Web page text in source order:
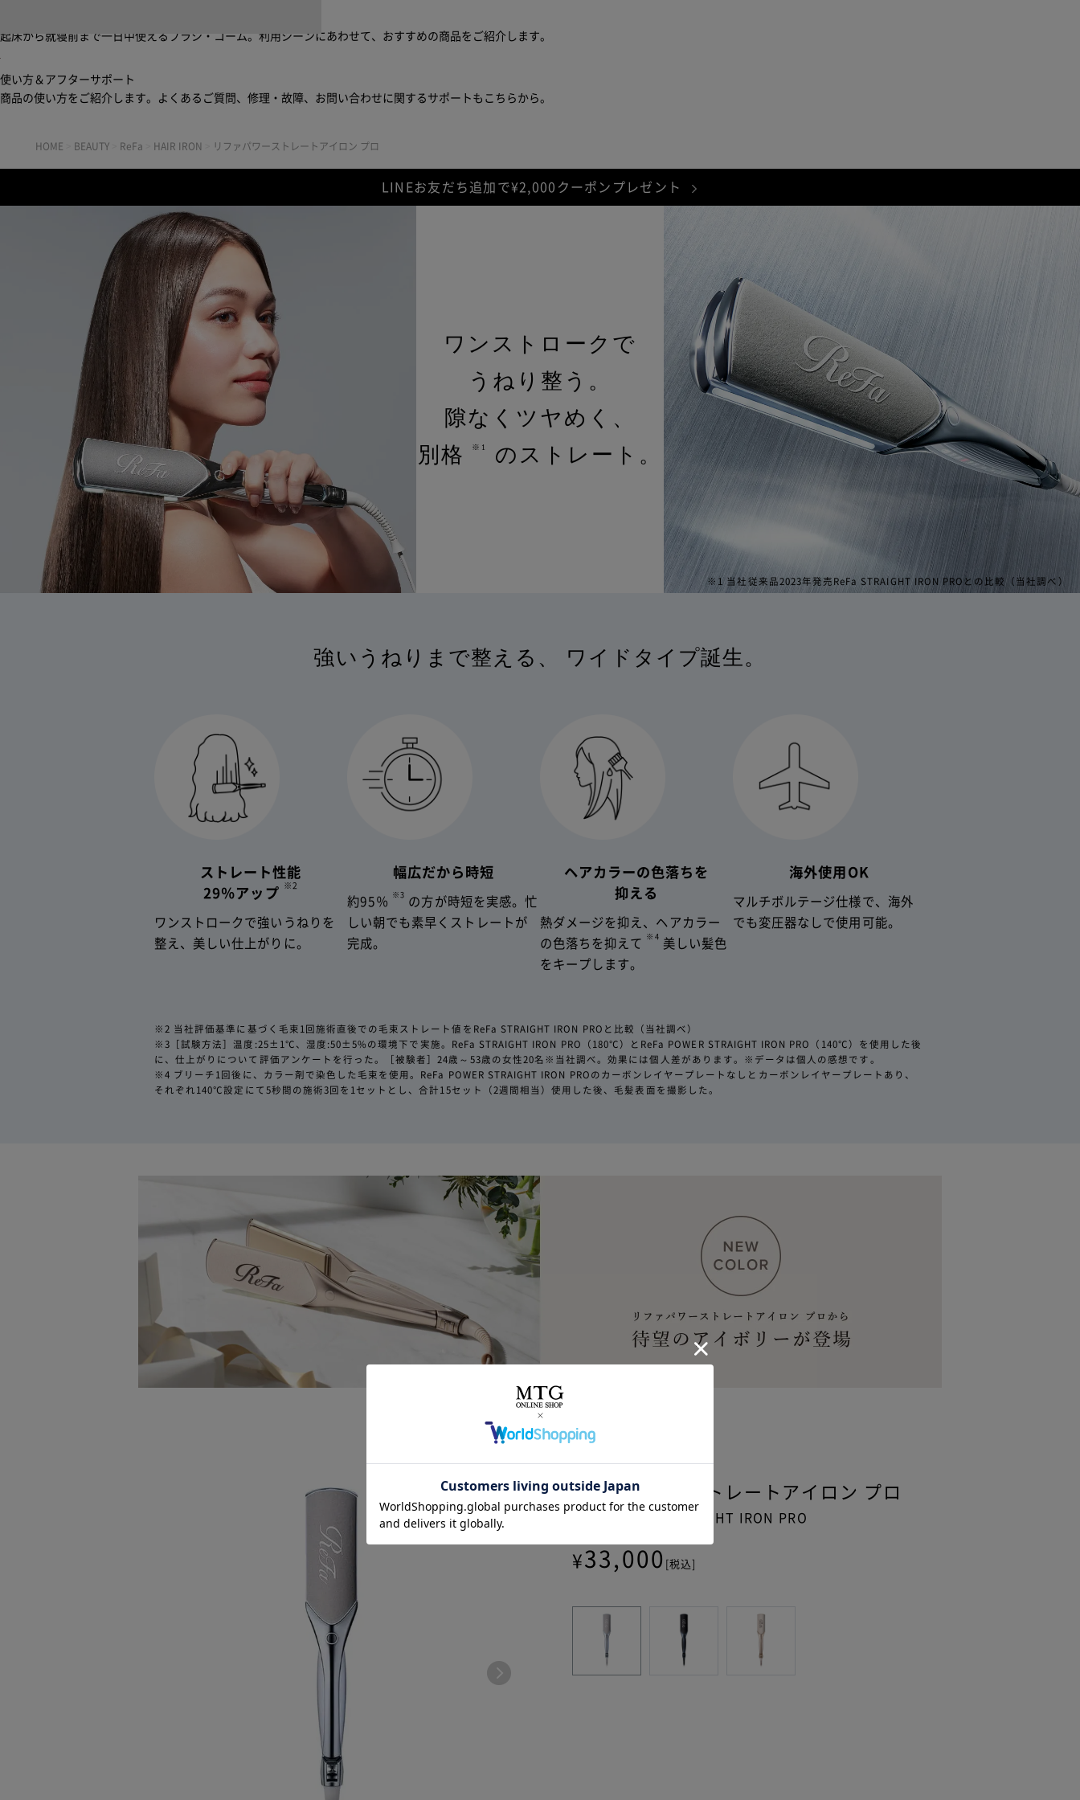
起床から就寝前まで一日中使えるブラシ・コーム。利用シーンにあわせて、おすすめの商品をご紹介します。
使い方＆アフターサポート
商品の使い方をご紹介します。よくあるご質問、修理・故障、お問い合わせに関するサポートもこちらから。
HOME BEAUTY ReFa HAIR IRON リファパワーストレートアイロン プロ
LINEお友だち追加で¥2,000クーポンプレゼント
ワンストロークで
うねり整う。
隙なくツヤめく、
別格
※1 のストレート。
※1 当社従来品2023年発売ReFa STRAIGHT IRON PROとの比較（当社調べ）
強いうねりまで整える、 ワイドタイプ誕生。
ストレート性能
29％アップ
※2
ワンストロークで強いうねりを
整え、美しい仕上がりに。
幅広だから時短
約95％
※3
の方が時短を実感。忙
しい朝でも素早くストレートが
完成。
ヘアカラーの色落ちを
抑える
熱ダメージを抑え、ヘアカラー
の色落ちを抑えて
※4
美しい髪色
をキープします。
海外使用OK
マルチボルテージ仕様で、海外
でも変圧器なしで使用可能。
※2 当社評価基準に基づく毛束1回施術直後での毛束ストレート値をReFa STRAIGHT IRON PROと比較（当社調べ）
※3［試験方法］温度:25±1℃、湿度:50±5%の環境下で実施。ReFa STRAIGHT IRON PRO（180℃）とReFa POWER STRAIGHT IRON PRO（140℃）を使用した後
に、仕上がりについて評価アンケートを行った。［被験者］24歳～53歳の女性20名※当社調べ。効果には個人差があります。※データは個人の感想です。
※4 ブリーチ1回後に、カラー剤で染色した毛束を使用。ReFa POWER STRAIGHT IRON PROのカーボンレイヤープレートなしとカーボンレイヤープレートあり、
それぞれ140℃設定にて5秒間の施術3回を1セットとし、合計15セット（2週間相当）使用した後、毛髪表面を撮影した。
リファパワーストレートアイロン プロ
ReFa POWER STRAIGHT IRON PRO
¥33,000 [税込]
場合に限ります。また製品の機能および使用の際に、影響のない、外観上のキズ、汚
供により、本サービスは終了します。
ません。
詳しくは「きちんと保証サービス規定」をご確認ください。
製品の取扱説明書に記載されている使用上の注意等に従い正
常に使用したにもかかわらず本製品が正常に機能しなくなっ
た場合
ご加入いただいたお客様または第三者の故意または重過失に
よらない破損、落下、水濡れ等の偶然の事故により本製品が
但し次に掲げる場合は、保証の対象外とします。
【ご注意】2022年4月14日以前にサービスに加入された方
ただく場合は、商品発送時に同梱させていただいております「延長保証書」をご確認く
ださい。